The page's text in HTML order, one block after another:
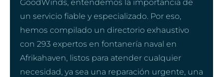
GoodWinds, entendemos la importancia de
un servicio fiable y especializado. Por eso,
hemos compilado un directorio exhaustivo
con 293 expertos en fontanería naval en
Afrikahaven, listos para atender cualquier
necesidad, ya sea una reparación urgente, una